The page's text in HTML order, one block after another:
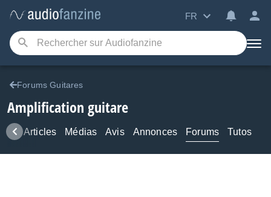
FR
Forums Guitares
Amplification guitare
Articles Médias Avis Annonces Forums Tutos